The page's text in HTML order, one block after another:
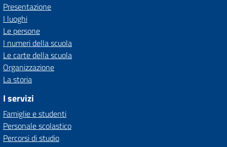
Presentazione
I luoghi
Le persone
I numeri della scuola
Le carte della scuola
Organizzazione
La storia
I servizi
Famiglie e studenti
Personale scolastico
Percorsi di studio